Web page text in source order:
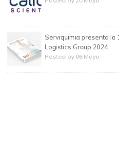
Serviquimia presenta la
Logistics Group 2024
Posted by 06 Mayo